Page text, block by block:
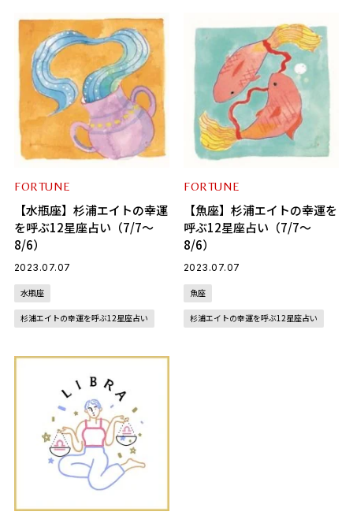
FORTUNE
【水瓶座】杉浦エイトの幸運
を呼ぶ12星座占い（7/7～
8/6）
2023.07.07
水瓶座
杉浦エイトの幸運を呼ぶ12星座占い
FORTUNE
【魚座】杉浦エイトの幸運を
呼ぶ12星座占い（7/7～
8/6）
2023.07.07
魚座
杉浦エイトの幸運を呼ぶ12星座占い